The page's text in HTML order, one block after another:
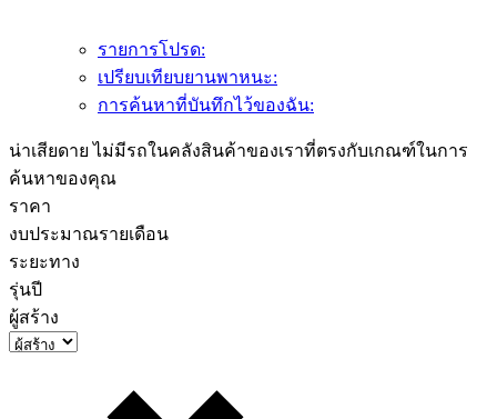
รายการโปรด:
เปรียบเทียบยานพาหนะ:
การค้นหาที่บันทึกไว้ของฉัน:
น่าเสียดาย ไม่มีรถในคลังสินค้าของเราที่ตรงกับเกณฑ์ในการ
ค้นหาของคุณ
ราคา
งบประมาณรายเดือน
ระยะทาง
รุ่นปี
ผู้สร้าง